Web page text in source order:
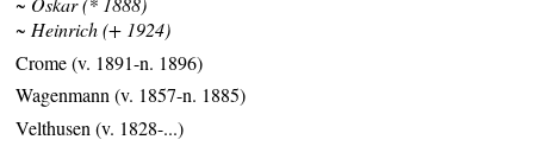
~ Heinrich (+ 1924)
Crome (v. 1891-n. 1896)
Wagenmann (v. 1857-n. 1885)
Velthusen (v. 1828-...)